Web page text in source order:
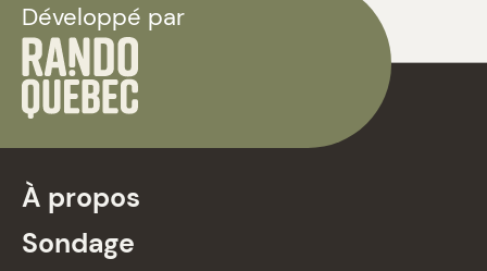
Développé par
À propos
Sondage